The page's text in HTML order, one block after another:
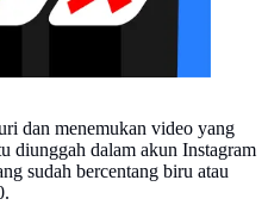
dan menemukan video yang
diunggah dalam akun Instagram
sudah bercentang biru atau